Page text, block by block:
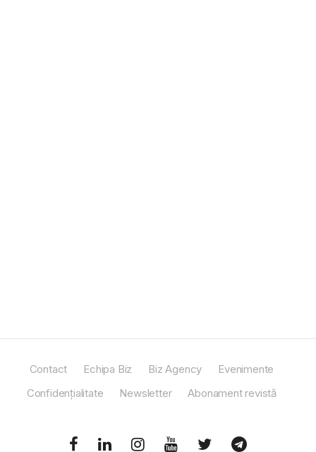
Contact Echipa Biz Biz Agency
Evenimente
Confidențialitate
Newsletter Abonament revistă